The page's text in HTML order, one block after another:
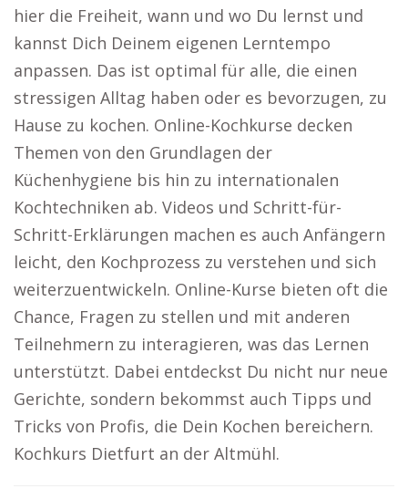
hier die Freiheit, wann und wo Du lernst und
kannst Dich Deinem eigenen Lerntempo
anpassen. Das ist optimal für alle, die einen
stressigen Alltag haben oder es bevorzugen, zu
Hause zu kochen. Online-Kochkurse decken
Themen von den Grundlagen der
Küchenhygiene bis hin zu internationalen
Kochtechniken ab. Videos und Schritt-für-
Schritt-Erklärungen machen es auch Anfängern
leicht, den Kochprozess zu verstehen und sich
weiterzuentwickeln. Online-Kurse bieten oft die
Chance, Fragen zu stellen und mit anderen
Teilnehmern zu interagieren, was das Lernen
unterstützt. Dabei entdeckst Du nicht nur neue
Gerichte, sondern bekommst auch Tipps und
Tricks von Profis, die Dein Kochen bereichern.
Kochkurs Dietfurt an der Altmühl.